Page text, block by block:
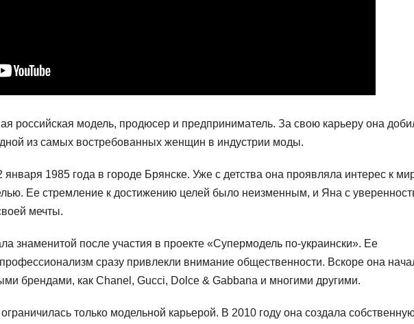
российская модель, продюсер и предприниматель. За свою карьеру она
из самых востребованных женщин в индустрии моды.
1985 года в городе Брянске. Уже с детства она проявляла интерес к
Ее стремление к достижению целей было неизменным, и Яна с
мечты.
знаменитой после участия в проекте «Супермодель по-украински». Ее
сразу привлекли внимание общественности. Вскоре она
брендами, как Chanel, Gucci, Dolce & Gabbana и многими другими.
только модельной карьерой. В 2010 году она создала